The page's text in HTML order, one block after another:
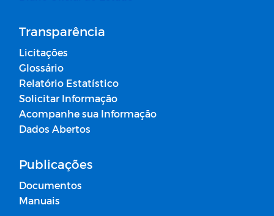
Transparência
Licitações
Glossário
Relatório Estatístico
Solicitar Informação
Acompanhe sua Informação
Dados Abertos
Publicações
Documentos
Manuais